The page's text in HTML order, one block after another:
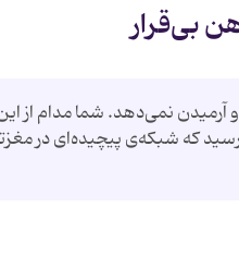
بی‌قرار
نمی‌دهد. شما مدام از این
که شبکه‌ی پیچیده‌ای در